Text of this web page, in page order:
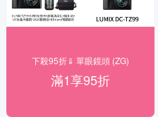
下殺95折⇓ 單眼鏡頭 (ZG)
滿1享95折